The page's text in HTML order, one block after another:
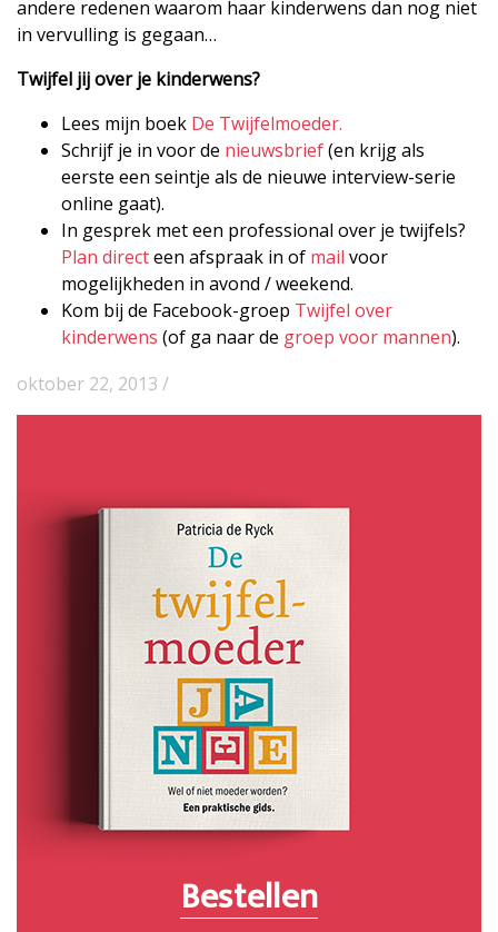
andere redenen waarom haar kinderwens dan nog niet
in vervulling is gegaan…
Twijfel jij over je kinderwens?
Lees mijn boek De Twijfelmoeder.
Schrijf je in voor de nieuwsbrief(en krijg als
eerste een seintje als de nieuwe interview-serie
online gaat).
In gesprek met een professional over je twijfels?
Plan directeen afspraak in of mail voor
mogelijkheden in avond / weekend.
Kom bij de Facebook-groep Twijfel over
kinderwens (of ga naar de groep voor mannen).
oktober 22, 2013 /
Bestellen